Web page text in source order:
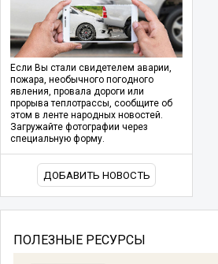
Если Вы стали свидетелем аварии,
пожара, необычного погодного
явления, провала дороги или
прорыва теплотрассы, сообщите об
этом в ленте народных новостей.
Загружайте фотографии через
специальную форму.
ДОБАВИТЬ НОВОСТЬ
ПОЛЕЗНЫЕ РЕСУРСЫ